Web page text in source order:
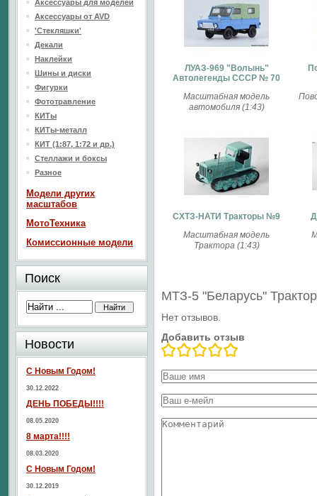
ЛУАЗ-969 "Волынь"
Автолегенды СССР № 70
Масштабная модель
автомобиля (1:43)
СХТЗ-НАТИ Тракторы №9
Масштабная модель
Трактора (1:43)
МТЗ-5 "Беларусь"
Нет отзывов.
Добавить отзыв
Аксессуары для моделей
Аксессуары от AVD
'Стекляшки'
Декали
Наклейки
Шины и диски
Фигурки
Фототравление
КИТы
КИТы-металл
КИТ (1:87, 1:72 и др.)
Стеллажи и боксы
Разное
Модели других
масштабов
МотоТехника
Комиссионные модели
Поиск
Новости
С Новым Годом!
30.12.2022
ДЕНЬ ПОБЕДЫ!!!!
08.05.2020
8 марта!!!!
08.03.2020
С Новым Годом!
30.12.2019